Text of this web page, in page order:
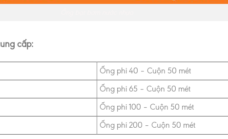
cấp:
Ống phi 40 – Cuộn 50 mét
Ống phi 65 – Cuộn 50 mét
Ống phi 100 – Cuộn 50 mét
Ống phi 200 – Cuộn 50 mét